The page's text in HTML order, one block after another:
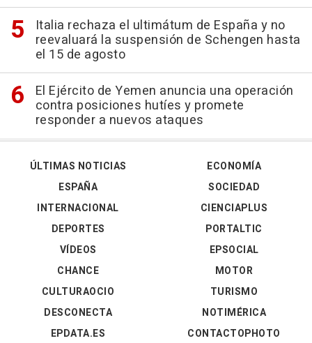
Italia rechaza el ultimátum de España y no
reevaluará la suspensión de Schengen hasta
el 15 de agosto
El Ejército de Yemen anuncia una operación
contra posiciones hutíes y promete
responder a nuevos ataques
ÚLTIMAS NOTICIAS
ESPAÑA
INTERNACIONAL
DEPORTES
VÍDEOS
ECONOMÍA
SOCIEDAD
CIENCIAPLUS
PORTALTIC
EPSOCIAL
CHANCE
CULTURAOCIO
DESCONECTA
EPDATA.ES
MOTOR
TURISMO
NOTIMÉRICA
CONTACTOPHOTO